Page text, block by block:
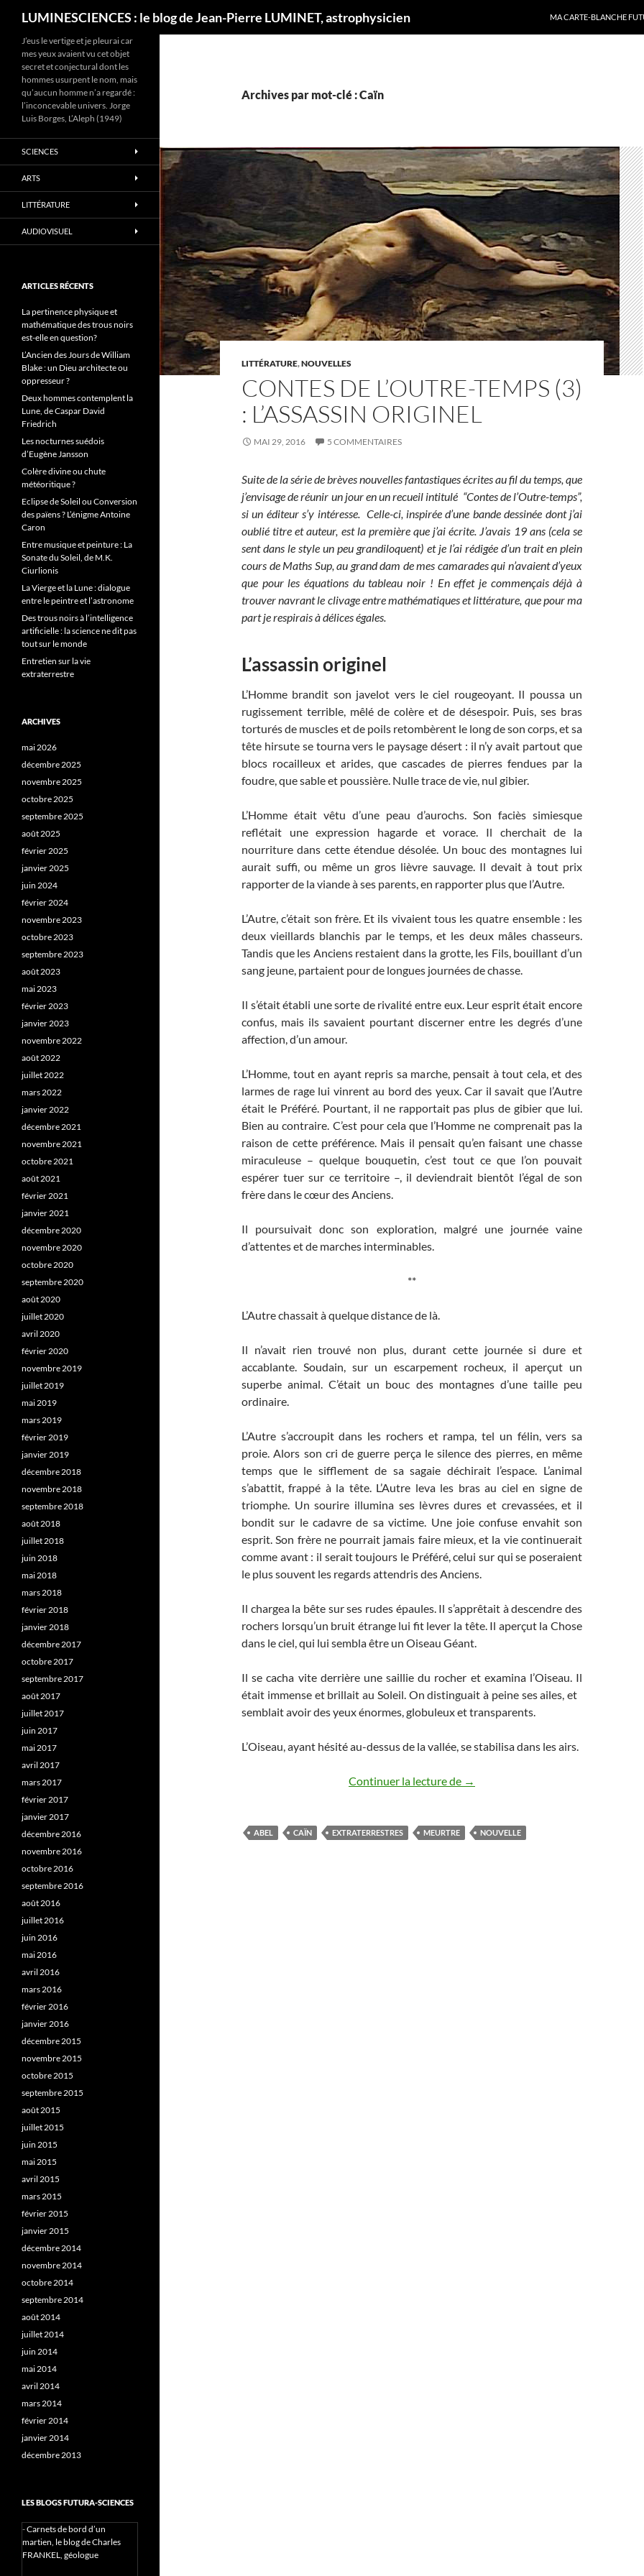
LUMINESCIENCES : le blog de Jean-Pierre LUMINET, astrophysicien
MA CARTE-BLANCHE
Archives par mot-clé : Caïn
LITTÉRATURE,NOUVELLES
CONTES DE L’OUTRE-TEMPS (3)
: L’ASSASSIN ORIGINEL
MAI 29, 2016 5 COMMENTAIRES
Suite de la série de brèves nouvelles fantastiques écrites au fil du temps, que
j’envisage de réunir un jour en un recueil intitulé “Contes de l’Outre-temps”,
si un éditeur s’y intéresse. Celle-ci, inspirée d’une bande dessinée dont j’ai
oublié titre et auteur, est la première que j’ai écrite. J’avais 19 ans (cela se
sent dans le style un peu grandiloquent) et je l’ai rédigée d’un trait en plein
cours de Maths Sup, au grand dam de mes camarades qui n’avaient d’yeux
que pour les équations du tableau noir ! En effet je commençais déjà à
trouver navrant le clivage entre mathématiques et littérature, que pour ma
part je respirais à délices égales.
L’assassin originel
L’Homme brandit son javelot vers le ciel rougeoyant. Il poussa un
rugissement terrible, mêlé de colère et de désespoir. Puis, ses bras
torturés de muscles et de poils retombèrent le long de son corps, et sa
tête hirsute se tourna vers le paysage désert : il n’y avait partout que
blocs rocailleux et arides, que cascades de pierres fendues par la
foudre, que sable et poussière. Nulle trace de vie, nul gibier.
L’Homme était vêtu d’une peau d’aurochs. Son faciès simiesque
reflétait une expression hagarde et vorace. Il cherchait de la
nourriture dans cette étendue désolée. Un bouc des montagnes lui
aurait suffi, ou même un gros lièvre sauvage. Il devait à tout prix
rapporter de la viande à ses parents, en rapporter plus que l’Autre.
L’Autre, c’était son frère. Et ils vivaient tous les quatre ensemble : les
deux vieillards blanchis par le temps, et les deux mâles chasseurs.
Tandis que les Anciens restaient dans la grotte, les Fils, bouillant d’un
sang jeune, partaient pour de longues journées de chasse.
Il s’était établi une sorte de rivalité entre eux. Leur esprit était encore
confus, mais ils savaient pourtant discerner entre les degrés d’une
affection, d’un amour.
L’Homme, tout en ayant repris sa marche, pensait à tout cela, et des
larmes de rage lui vinrent au bord des yeux. Car il savait que l’Autre
était le Préféré. Pourtant, il ne rapportait pas plus de gibier que lui.
Bien au contraire. C’est pour cela que l’Homme ne comprenait pas la
raison de cette préférence. Mais il pensait qu’en faisant une chasse
miraculeuse – quelque bouquetin, c’est tout ce que l’on pouvait
espérer tuer sur ce territoire –, il deviendrait bientôt l’égal de son
frère dans le cœur des Anciens.
Il poursuivait donc son exploration, malgré une journée vaine
d’attentes et de marches interminables.
**
L’Autre chassait à quelque distance de là.
Il n’avait rien trouvé non plus, durant cette journée si dure et
accablante. Soudain, sur un escarpement rocheux, il aperçut un
superbe animal. C’était un bouc des montagnes d’une taille peu
ordinaire.
L’Autre s’accroupit dans les rochers et rampa, tel un félin, vers sa
proie. Alors son cri de guerre perça le silence des pierres, en même
temps que le sifflement de sa sagaie déchirait l’espace. L’animal
s’abattit, frappé à la tête. L’Autre leva les bras au ciel en signe de
triomphe. Un sourire illumina ses lèvres dures et crevassées, et il
bondit sur le cadavre de sa victime. Une joie confuse envahit son
esprit. Son frère ne pourrait jamais faire mieux, et la vie continuerait
comme avant : il serait toujours le Préféré, celui sur qui se poseraient
le plus souvent les regards attendris des Anciens.
Il chargea la bête sur ses rudes épaules. Il s’apprêtait à descendre des
rochers lorsqu’un bruit étrange lui fit lever la tête. Il aperçut la Chose
dans le ciel, qui lui sembla être un Oiseau Géant.
Il se cacha vite derrière une saillie du rocher et examina l’Oiseau. Il
était immense et brillait au Soleil. On distinguait à peine ses ailes, et
semblait avoir des yeux énormes, globuleux et transparents.
L’Oiseau, ayant hésité au-dessus de la vallée, se stabilisa dans les airs.
Continuer la lecture de Contes de l’Outre-temps (3) :
→
ABEL CAÏN EXTRATERRESTRES MEURTRE NOUVELLE
J’eus le vertige et je pleurai car
mes yeux avaient vu cet objet
secret et conjectural dont les
hommes usurpent le nom, mais
qu’aucun homme n’a regardé :
l’inconcevable univers. Jorge
Luis Borges, L’Aleph (1949)
SCIENCES
ARTS
LITTÉRATURE
AUDIOVISUEL
ARTICLES RÉCENTS
La pertinence physique et
mathématique des trous noirs
est-elle en question?
L’Ancien des Jours de William
Blake : un Dieu architecte ou
oppresseur ?
Deux hommes contemplent la
Lune, de Caspar David
Friedrich
Les nocturnes suédois
d’Eugène Jansson
Colère divine ou chute
météoritique ?
Eclipse de Soleil ou Conversion
des païens ? L’énigme Antoine
Caron
Entre musique et peinture : La
Sonate du Soleil, de M.K.
Ciurlionis
La Vierge et la Lune : dialogue
entre le peintre et l’astronome
Des trous noirs à l’intelligence
artificielle : la science ne dit pas
tout sur le monde
Entretien sur la vie
extraterrestre
ARCHIVES
mai 2026
décembre 2025
novembre 2025
octobre 2025
septembre 2025
août 2025
février 2025
janvier 2025
juin 2024
février 2024
novembre 2023
octobre 2023
septembre 2023
août 2023
mai 2023
février 2023
janvier 2023
novembre 2022
août 2022
juillet 2022
mars 2022
janvier 2022
décembre 2021
novembre 2021
octobre 2021
août 2021
février 2021
janvier 2021
décembre 2020
novembre 2020
octobre 2020
septembre 2020
août 2020
juillet 2020
avril 2020
février 2020
novembre 2019
juillet 2019
mai 2019
mars 2019
février 2019
janvier 2019
décembre 2018
novembre 2018
septembre 2018
août 2018
juillet 2018
juin 2018
mai 2018
mars 2018
février 2018
janvier 2018
décembre 2017
octobre 2017
septembre 2017
août 2017
juillet 2017
juin 2017
mai 2017
avril 2017
mars 2017
février 2017
janvier 2017
décembre 2016
novembre 2016
octobre 2016
septembre 2016
août 2016
juillet 2016
juin 2016
mai 2016
avril 2016
mars 2016
février 2016
janvier 2016
décembre 2015
novembre 2015
octobre 2015
septembre 2015
août 2015
juillet 2015
juin 2015
mai 2015
avril 2015
mars 2015
février 2015
janvier 2015
décembre 2014
novembre 2014
octobre 2014
septembre 2014
août 2014
juillet 2014
juin 2014
mai 2014
avril 2014
mars 2014
février 2014
janvier 2014
décembre 2013
LES BLOGS FUTURA-SCIENCES
-Carnets de bord d’un
martien, le blog de Charles
FRANKEL, géologue